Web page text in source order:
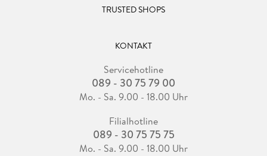
TRUSTED SHOPS
KONTAKT
Servicehotline
089 - 30 75 79 00
Mo. - Sa. 9.00 - 18.00 Uhr
Filialhotline
089 - 30 75 75 75
Mo. - Sa. 9.00 - 18.00 Uhr